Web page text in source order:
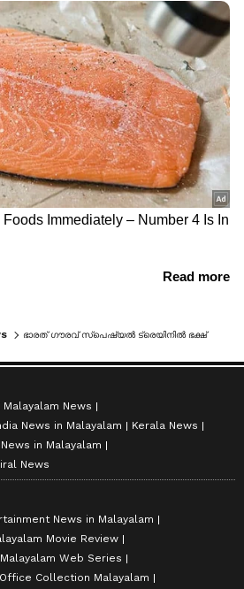
ഭാരത് ​ഗൗരവ് സ്പെഷ്യൽ ട്രെയിനിൽ ഭക്ഷ്യവിഷബാധ, 80ഓളം യാത്രക്കാർക്ക് ഛർദ്ദിയും അതിസാരവും
Malayalam News
News in Malayalam
Kerala News
in Malayalam
News
News in Malayalam
Movie Review
Malayalam Web Series
Collection Malayalam